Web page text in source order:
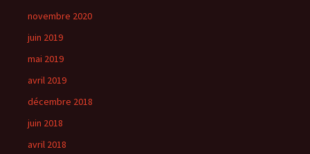
novembre 2020
juin 2019
mai 2019
avril 2019
décembre 2018
juin 2018
avril 2018